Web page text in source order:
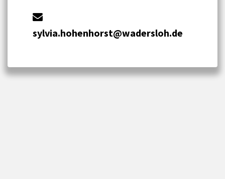
sylvia.hohenhorst@wadersloh.de